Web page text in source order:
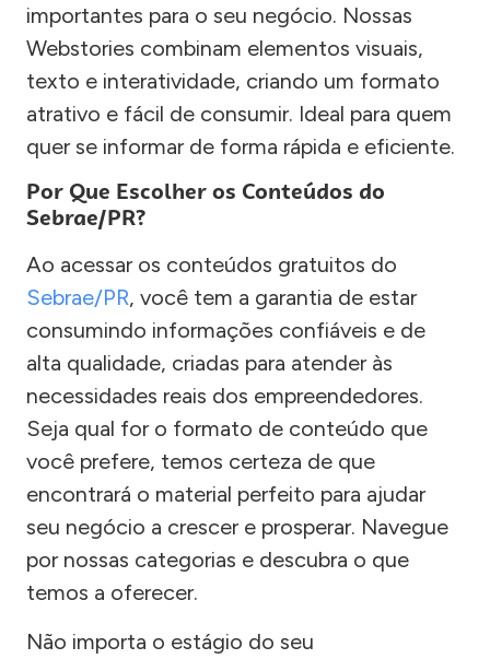
importantes para o seu negócio. Nossas
Webstories combinam elementos visuais,
texto e interatividade, criando um formato
atrativo e fácil de consumir. Ideal para quem
quer se informar de forma rápida e eficiente.
Por Que Escolher os Conteúdos do
Sebrae/PR?
Ao acessar os conteúdos gratuitos do
Sebrae/PR, você tem a garantia de estar
consumindo informações confiáveis e de
alta qualidade, criadas para atender às
necessidades reais dos empreendedores.
Seja qual for o formato de conteúdo que
você prefere, temos certeza de que
encontrará o material perfeito para ajudar
seu negócio a crescer e prosperar. Navegue
por nossas categorias e descubra o que
temos a oferecer.
Não importa o estágio do seu